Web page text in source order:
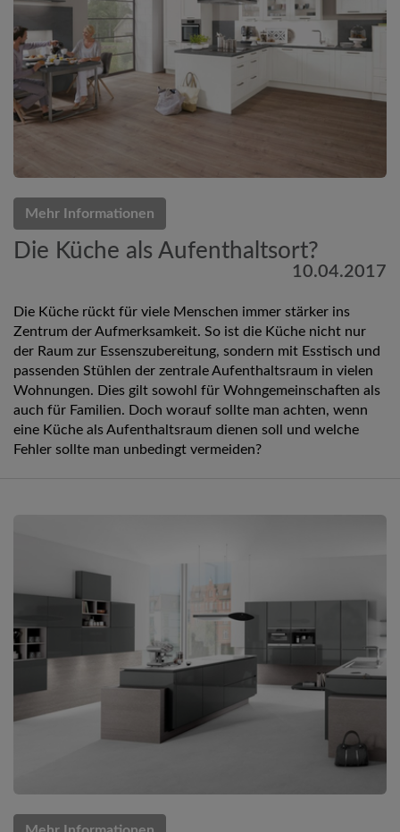
Mehr Informationen
Die Küche als Aufenthaltsort?
10.04.2017
Die Küche rückt für viele Menschen immer stärker ins
Zentrum der Aufmerksamkeit. So ist die Küche nicht nur
der Raum zur Essenszubereitung, sondern mit Esstisch und
passenden Stühlen der zentrale Aufenthaltsraum in vielen
Wohnungen. Dies gilt sowohl für Wohngemeinschaften als
auch für Familien. Doch worauf sollte man achten, wenn
eine Küche als Aufenthaltsraum dienen soll und welche
Fehler sollte man unbedingt vermeiden?